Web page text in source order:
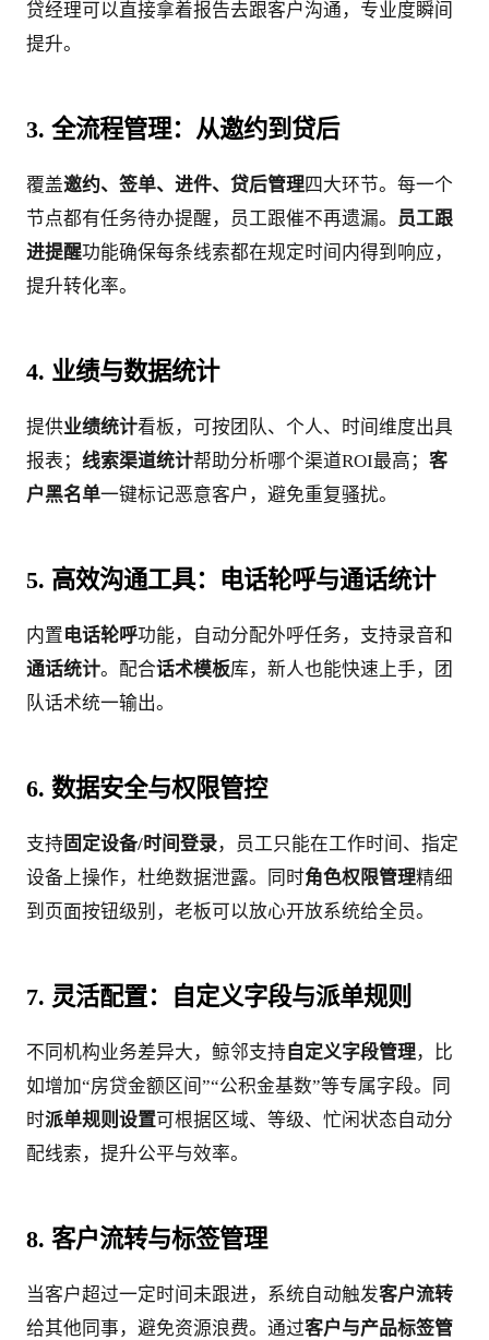
贷经理可以直接拿着报告去跟客户沟通，专业度瞬间
提升。
3. 全流程管理：从邀约到贷后
覆盖邀约、签单、进件、贷后管理四大环节。每一个
节点都有任务待办提醒，员工跟催不再遗漏。
员工跟
进提醒功能确保每条线索都在规定时间内得到响应，
提升转化率。
4. 业绩与数据统计
提供业绩统计看板，可按团队、个人、时间维度出具
报表； 线索渠道统计帮助分析哪个渠道ROI最高； 客
户黑名单一键标记恶意客户，避免重复骚扰。
5. 高效沟通工具：电话轮呼与通话统计
内置电话轮呼功能，自动分配外呼任务，支持录音和
通话统计。配合话术模板库，新人也能快速上手，团
队话术统一输出。
6. 数据安全与权限管控
支持固定设备/时间登录，员工只能在工作时间、指定
设备上操作，杜绝数据泄露。同时角色权限管理精细
到页面按钮级别，老板可以放心开放系统给全员。
7. 灵活配置：自定义字段与派单规则
不同机构业务差异大，鲸邻支持自定义字段管理，比
如增加“房贷金额区间”“公积金基数”等专属字段。同
时派单规则设置可根据区域、等级、忙闲状态自动分
配线索，提升公平与效率。
8. 客户流转与标签管理
当客户超过一定时间未跟进，系统自动触发客户流转
给其他同事，避免资源浪费。通过客户与产品标签管